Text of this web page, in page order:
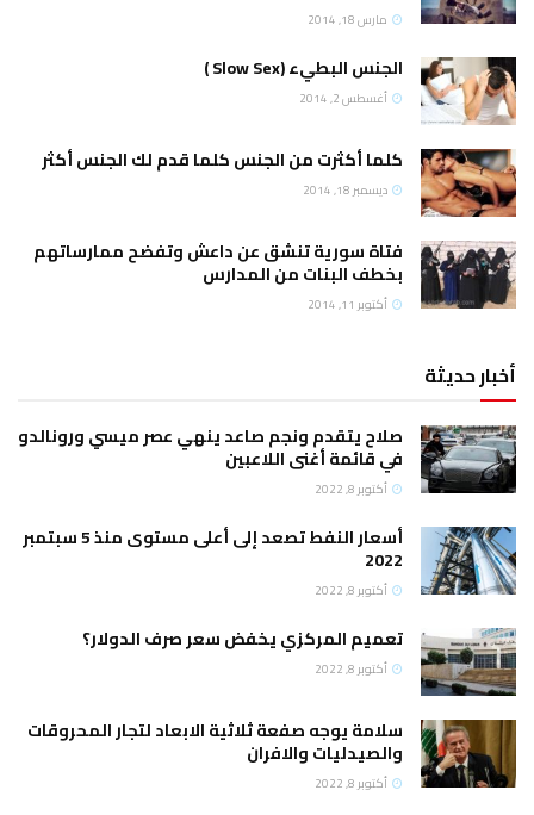
مارس 18, 2014
الجنس البطيء (Slow Sex )
أغسطس 2, 2014
كلما أكثرت من الجنس كلما قدم لك الجنس أكثر
ديسمبر 18, 2014
فتاة سورية تنشق عن داعش وتفضح ممارساتهم
بخطف البنات من المدارس
أكتوبر 11, 2014
أخبار حديثة
صلاح يتقدم ونجم صاعد ينهي عصر ميسي ورونالدو
في قائمة أغنى اللاعبين
أكتوبر 8, 2022
أسعار النفط تصعد إلى أعلى مستوى منذ 5 سبتمبر
2022
أكتوبر 8, 2022
تعميم المركزي يخفض سعر صرف الدولار؟
أكتوبر 8, 2022
سلامة يوجه صفعة ثلاثية الابعاد لتجار المحروقات
والصيدليات والافران
أكتوبر 8, 2022